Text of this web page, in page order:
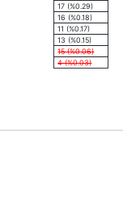
17 (%0.29)
16 (%0.18)
11 (%0.17)
13 (%0.15)
15 (%0.06)
4 (%0.03)